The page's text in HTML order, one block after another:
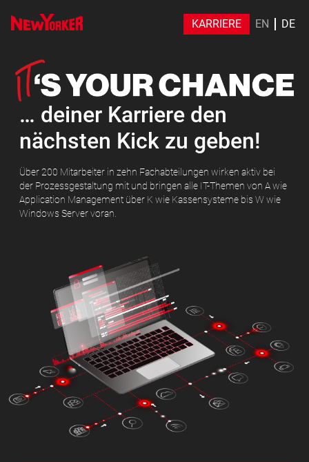
KARRIERE EN DE
… deiner Karriere den
nächsten Kick zu geben!
Über 200 Mitarbeiter in zehn Fachabteilungen wirken aktiv bei
der Prozessgestaltung mit und bringen alle IT-Themen von A wie
Application Management über K wie Kassensysteme bis W wie
Windows Server voran.